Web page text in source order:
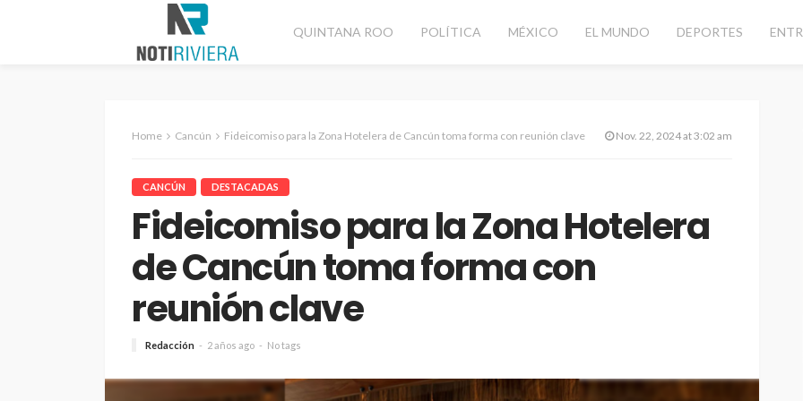
QUINTANA ROO POLÍTICA MÉXICO EL MUNDO DEPORTES
Home Cancún Fideicomiso para la Zona Hotelera de Cancún toma forma con reunión clave Nov. 22, 2024 at 3:02 am
CANCÚN DESTACADAS
Fideicomiso para la Zona Hotelera
de Cancún toma forma con
reunión clave
Redacción 2 años ago No tags